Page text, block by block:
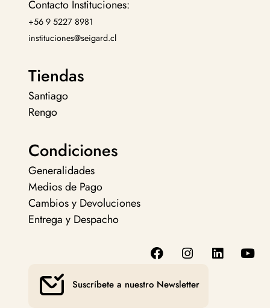
Contacto Instituciones:
+56 9 5227 8981
instituciones@seigard.cl
Tiendas
Santiago
Rengo
Condiciones
Generalidades
Medios de Pago
Cambios y Devoluciones
Entrega y Despacho
Suscríbete a nuestro Newsletter